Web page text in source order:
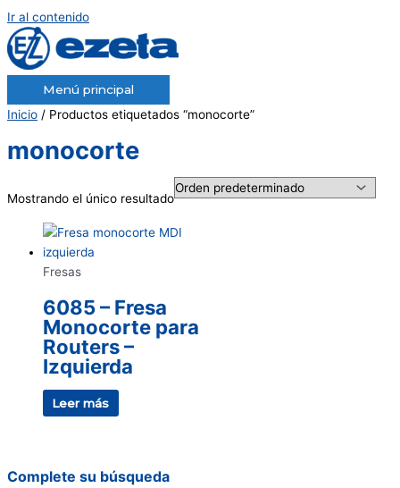
Ir al contenido
Menú principal
Inicio / Productos etiquetados “monocorte”
monocorte
Mostrando el único resultado
Fresas
6085 – Fresa
Monocorte para
Routers –
Izquierda
Leer más
Complete su búsqueda